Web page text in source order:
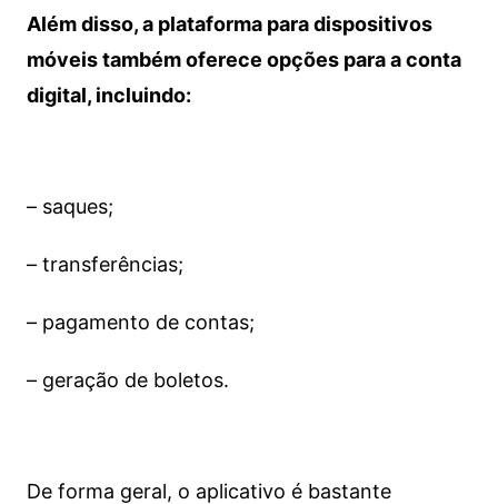
Além disso, a plataforma para dispositivos
móveis também oferece opções para a conta
digital, incluindo:
– saques;
– transferências;
– pagamento de contas;
– geração de boletos.
De forma geral, o aplicativo é bastante